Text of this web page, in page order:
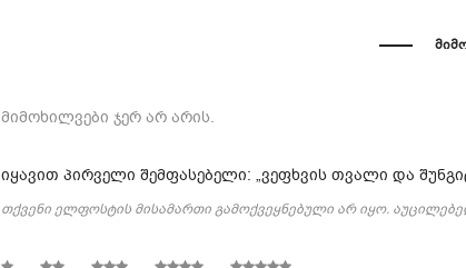
მიმოხილვები ჯერ არ არის.
იყავით პირველი შემფასებელი: „ვეფხვის თვალი და
თქვენი ელფოსტის მისამართი გამოქვეყნებული არ იყო.